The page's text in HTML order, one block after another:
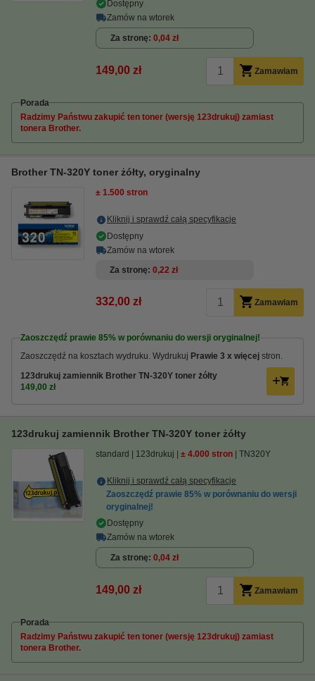
Dostępny
Zamów na wtorek
Za stronę 0,04 zł
149,00 zł Zamawiam
Porada
Radzimy Państwu zakupić ten toner (wersję 123drukuj) zamiast
tonera Brother.
Brother TN-320Y toner żółty, oryginalny
± 1.500 stron
Kliknij i sprawdź całą specyfikacje
Dostępny
Zamów na wtorek
Za stronę 0,22 zł
332,00 zł Zamawiam
Zaoszczędź prawie 85% w porównaniu do wersji oryginalnej!
Zaoszczędź na kosztach wydruku. Wydrukuj Prawie 3 x więcej stron.
123drukuj zamiennik Brother TN-320Y toner żółty
149,00 zł
123drukuj zamiennik Brother TN-320Y toner żółty
standard 123drukuj ± 4.000 stron TN320Y
Kliknij i sprawdź całą specyfikacje
Zaoszczędź prawie 85% w porównaniu do wersji
oryginalnej!
Dostępny
Zamów na wtorek
Za stronę 0,04 zł
149,00 zł Zamawiam
Porada
Radzimy Państwu zakupić ten toner (wersję 123drukuj) zamiast
tonera Brother.